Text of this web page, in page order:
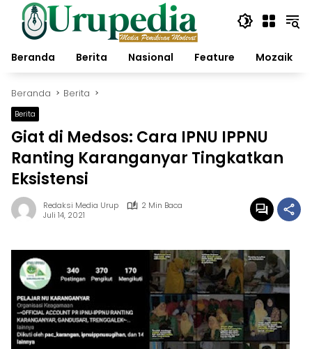
Langsung
konten
Beranda
Berita Nasional Feature Mozaik
Beranda Berita
Berita
Giat di Medsos: Cara IPNU IPPNU
Ranting Karanganyar Tingkatkan
Eksistensi
Redaksi Media Urup
2 Min Baca
Juli 14, 2021